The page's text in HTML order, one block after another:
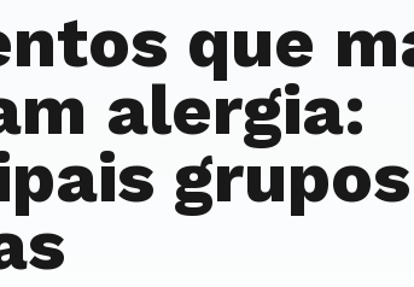
que
alergia: